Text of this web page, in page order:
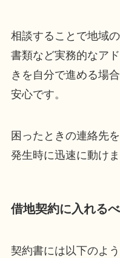
相談することで地域
書類など実務的なア
きを自分で進める場
安心です。
困ったときの連絡先
発生時に迅速に動けま
借地契約に入れる
契約書には以下のよ